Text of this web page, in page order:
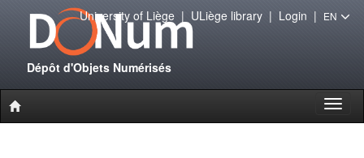
Dépôt d'Objets Numérisés
University of Liège| ULiège library| Login | EN